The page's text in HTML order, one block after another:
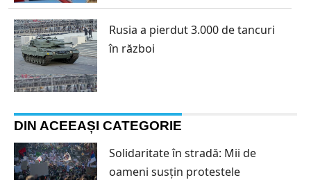
Rusia a pierdut 3.000 de tancuri
în război
DIN ACEEAȘI CATEGORIE
Solidaritate în stradă: Mii de
oameni susțin protestele